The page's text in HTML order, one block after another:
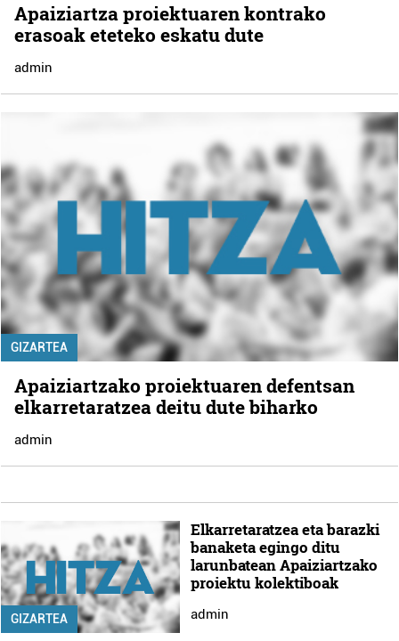
Apaiziartza proiektuaren kontrako
erasoak eteteko eskatu dute
admin
GIZARTEA
Apaiziartzako proiektuaren defentsan
elkarretaratzea deitu dute biharko
admin
GIZARTEA
Elkarretaratzea eta barazki
banaketa egingo ditu
larunbatean Apaiziartzako
proiektu kolektiboak
admin